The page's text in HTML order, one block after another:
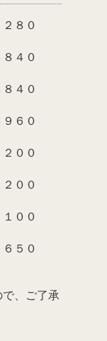
０
０
０
０
００
０
０
０
、
ご了承